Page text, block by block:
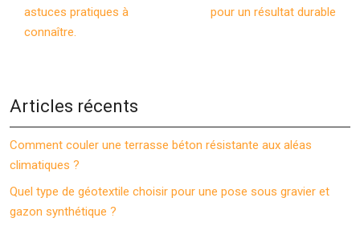
astuces pratiques à
connaître.
pour un résultat durable
Articles récents
Comment couler une terrasse béton résistante aux aléas
climatiques ?
Quel type de géotextile choisir pour une pose sous gravier et
gazon synthétique ?